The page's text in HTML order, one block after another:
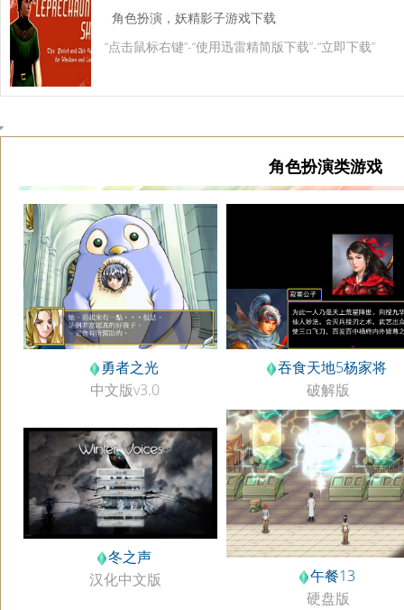
角色扮演，妖精影子游戏下载
“点击鼠标右键”-“使用迅雷精简版下载”-“立即下载”
角色扮演类游戏
勇者之光
中文版v3.0
吞食天地5杨家将
破解版
冬之声
汉化中文版
午餐13
硬盘版